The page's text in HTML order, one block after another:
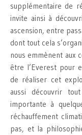
supplémentaire de
invite ainsi à
ascension, entre
dont tout cela
nous emmènent aux
être l’Everest pour
de réaliser cet
aussi découvrir
importante à
réchauffement
pas, et la